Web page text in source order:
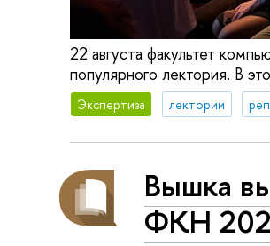
22 августа факультет
популярного лектория. В
Экспертиза лектории
Вышка
ФКН